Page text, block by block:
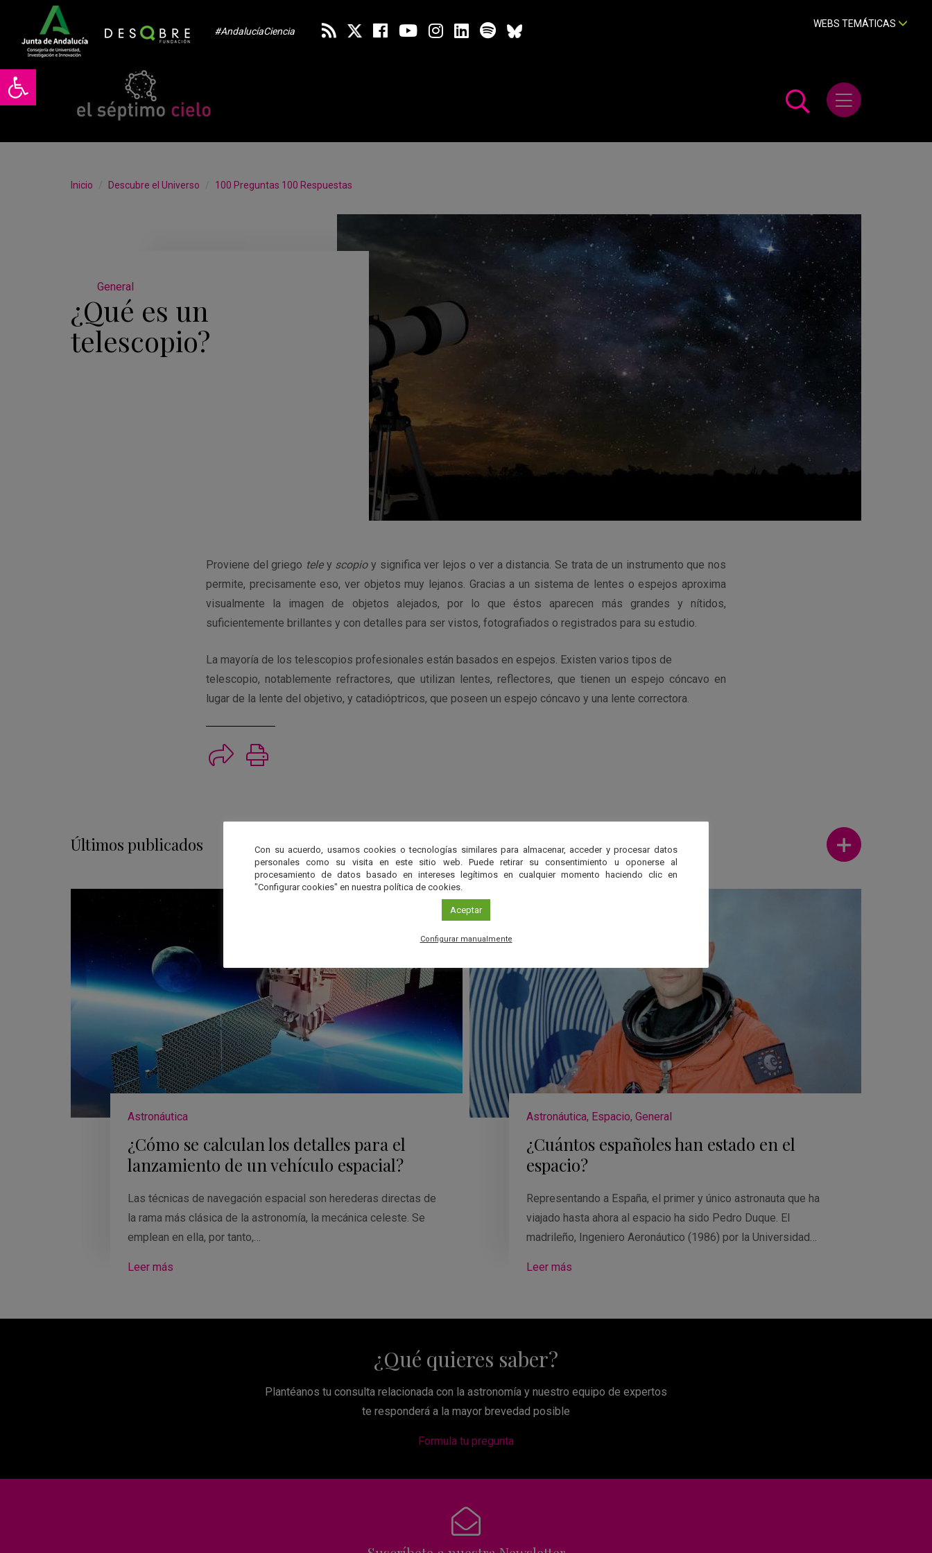
Abrir barra de herramientas
#AndalucíaCiencia
WEBS TEMÁTICAS
Abrir menú
Inicio Descubre el Universo 100 Preguntas 100 Respuestas
General
¿Qué es un
telescopio?
Proviene del griego teley scopioy significa ver lejos o ver a distancia. Se trata de un instrumento que nos
permite, precisamente eso, ver objetos muy lejanos. Gracias a un sistema de lentes o espejos aproxima
visualmente la imagen de objetos alejados, por lo que éstos aparecen más grandes y nítidos,
suficientemente brillantes y con detalles para ser vistos, fotografiados o registrados para su estudio.
La mayoría de los telescopios profesionales están basados en espejos. Existen varios tipos de
telescopio, notablemente refractores, que utilizan lentes, reflectores, que tienen un espejo cóncavo en
lugar de la lente del objetivo, y catadióptricos, que poseen un espejo cóncavo y una lente correctora.
Últimos publicados
Ver más
Astronáutica
¿Cómo se calculan los detalles para el
lanzamiento de un vehículo espacial?
Las técnicas de navegación espacial son herederas directas de
la rama más clásica de la astronomía, la mecánica celeste. Se
emplean en ella, por tanto,…
Leer más
Astronáutica, Espacio, General
¿Cuántos españoles han estado en el
espacio?
Representando a España, el primer y único astronauta que ha
viajado hasta ahora al espacio ha sido Pedro Duque. El
madrileño, Ingeniero Aeronáutico (1986) por la Universidad…
Leer más
¿Qué quieres saber?
Plantéanos tu consulta relacionada con la astronomía y nuestro equipo de expertos
te responderá a la mayor brevedad posible
Formula tu pregunta
Con su acuerdo, usamos cookies o tecnologías similares para almacenar, acceder y procesar datos
personales como su visita en este sitio web. Puede retirar su consentimiento u oponerse al
procesamiento de datos basado en intereses legítimos en cualquier momento haciendo clic en
"Configurar cookies" en nuestra política de cookies.
Aceptar
Configurar manualmente